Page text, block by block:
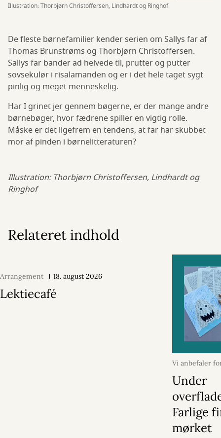
Illustration: Thorbjørn Christoffersen, Lindhardt og Ringhof
De fleste børnefamilier kender serien om Sallys far af
Thomas Brunstrøms og Thorbjørn Christoffersen.
Sallys far bander ad helvede til, prutter og putter
sovsekulør i risalamanden og er i det hele taget sygt
pinlig og meget menneskelig.
Har I grinet jer gennem bøgerne, er der mange andre
børnebøger, hvor fædrene spiller en vigtig rolle.
Måske er det ligefrem en tendens, at far har skubbet
mor af pinden i børnelitteraturen?
Illustration: Thorbjørn Christoffersen, Lindhardt og
Ringhof
Relateret indhold
Arrangement 18. august 2026
Lektiecafé
Vi anbefaler
2026
Under
Farlige
mørket